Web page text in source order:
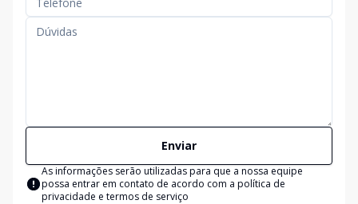
Enviar
As informações serão utilizadas para que a nossa equipe
possa entrar em contato de acordo com a política de
privacidade e termos de serviço